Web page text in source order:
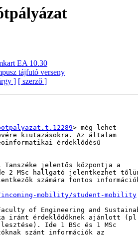
EA 10.30
tájfutó verseny
] [ szerző ]
> még lehet
kiutazásokra. Az általam
érdeklődésű
Tanszéke jelentős központja a
2 MSc hallgató jelentkezhet
számára fontos
mobility/student-mobility
of Engineering and
iránt érdeklődőknek ajánlott
Ide 1 BSc és 1 MSc
szánt információk az